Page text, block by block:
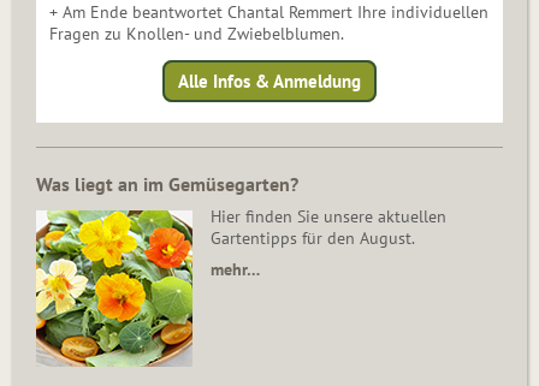
+ Am Ende beantwortet Chantal Remmert Ihre individuellen
Fragen zu Knollen- und Zwiebelblumen.
Alle Infos & Anmeldung
Was liegt an im Gemüsegarten?
Hier finden Sie unsere aktuellen
Gartentipps für den August.
mehr…